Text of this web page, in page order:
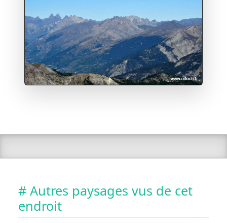
# Autres paysages vus de cet
endroit